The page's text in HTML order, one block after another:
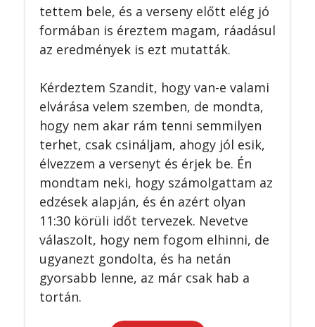
tettem bele, és a verseny előtt elég jó
formában is éreztem magam, ráadásul
az eredmények is ezt mutatták.
Kérdeztem Szandit, hogy van-e valami
elvárása velem szemben, de mondta,
hogy nem akar rám tenni semmilyen
terhet, csak csináljam, ahogy jól esik,
élvezzem a versenyt és érjek be. Én
mondtam neki, hogy számolgattam az
edzések alapján, és én azért olyan
11:30 körüli időt tervezek. Nevetve
válaszolt, hogy nem fogom elhinni, de
ugyanezt gondolta, és ha netán
gyorsabb lenne, az már csak hab a
tortán.